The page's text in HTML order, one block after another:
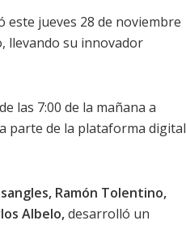
este jueves 28 de noviembre
llevando su innovador
las 7:00 de la mañana a
parte de la plataforma digital
Ramón Tolentino,
Albelo,desarrolló un